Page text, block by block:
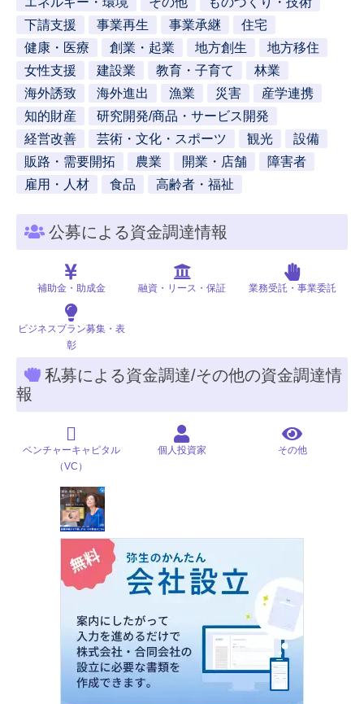
下請支援
事業再生 事業承継
住宅
健康・医療
創業・起業 地方創生
地方移住
女性支援
建設業 教育・子育て
林業
海外誘致
海外進出 漁業 災害
産学連携
知的財産
研究開発/商品・サービス開発
経営改善
芸術・文化・スポーツ 観光
設備
販路・需要開拓
農業 開業・店舗
障害者
雇用・人材
食品 高齢者・福祉
公募による資金調達情報
補助金・助成金 融資・リース・保証 業務受託・事業委託
ビジネスプラン募集・表
彰
私募による資金調達/その他の資金調達情
報
ベンチャーキャピタル
（VC）
個人投資家 その他